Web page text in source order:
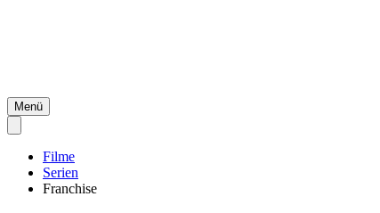
Menü
Filme
Serien
Franchise